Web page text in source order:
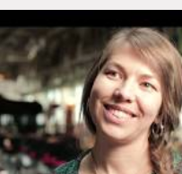
Lire la vidéo